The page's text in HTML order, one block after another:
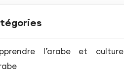
l’arabe et culture